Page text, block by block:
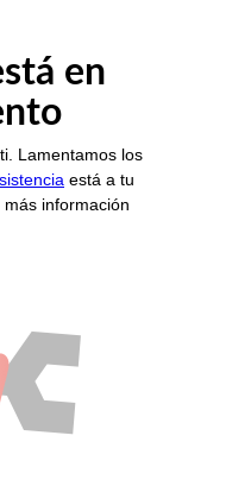
en
Lamentamos los
está a tu
información